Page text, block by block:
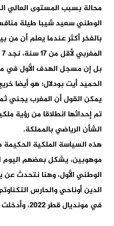
محالة بسبب المستوى العالي
الوطني سعيد شيبا طيلة
بل إن مسجل الهدف الأول في
الحميد أيت بودلال؛ هو أيضا
يمكن القول أن المغرب يجني
تم إحداثها انطلاقا من رؤية
الشأن الرياضي بالمملكة.
هذه السياسة الملكية
موهوبين، يشكل بعضهم اليوم
الوطني الأول، وهنا نتحدث عن
الدين أوناحي والحارس
في مونديال قطر 2022، وأدخلت الفرحة في بيوت المغاربة.